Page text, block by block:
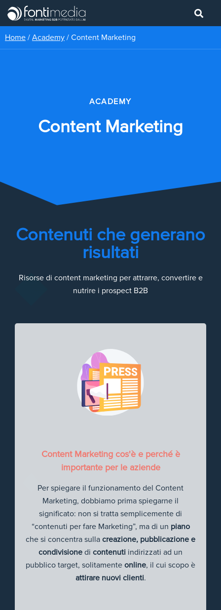
Home / Academy / Content Marketing
ACADEMY
Content Marketing
Contenuti che generano
risultati
Risorse di content marketing per attrarre, convertire e
nutrire i prospect B2B
Content Marketing cos'è e perché è
importante per le aziende
Per spiegare il funzionamento del Content
Marketing, dobbiamo prima spiegarne il
significato: non si tratta semplicemente di
“contenuti per fare Marketing”, ma di un piano
che si concentra sulla creazione, pubblicazione e
condivisione di contenuti indirizzati ad un
pubblico target, solitamente online, il cui scopo è
attirare nuovi clienti.